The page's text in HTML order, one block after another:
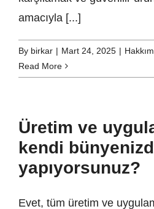
amacıyla [...]
By birkar | Mart 24, 2025 |
Read More
Üretim ve
kendi
yapıyorsunuz?
Evet, tüm üretim ve